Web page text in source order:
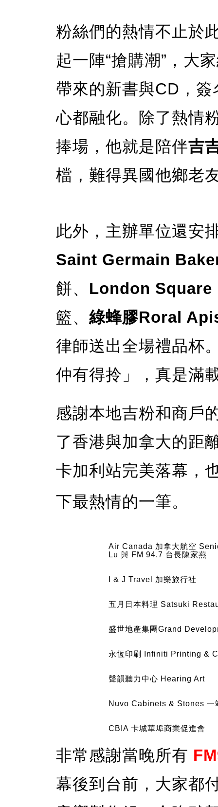
粉絲們的熱情不止於
起一陣“搶購潮”，大
帶來的新書與CD，簽
心都融化。除了熱情
捧場，他就是陪伴吉
檔，難得異國他鄉老
此外，主辦單位還安
Saint Germain
餅、 London Square
籃、 綠蜂膠Roral
律師送出全場禮品杯
仲有得拎」，真是滿
感謝本地吉粉和商戶
了香港與加拿大的距
卡加利站完美落幕，
下最熱情的一筆。
Air Canada 加拿大航空
Lu 與 FM 94.7 台長陳家燕
I & J Travel 加樂旅行社
五月日本料理 Satsuki
盛世地產集團Grand
永恆印刷 Infiniti Printing &
聲韻聽力中心 Hearing Art
Nuvo Cabinets & Stones 一
CBIA 卡城華埠商業促進會
非常感謝當晚所有
幕後到台前，大家都